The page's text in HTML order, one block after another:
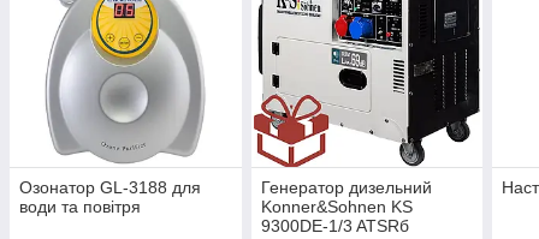
Озонатор GL-3188 для
води та повітря
Генератор дизельний
Konner&Sohnen KS
9300DE-1/3 ATSRб